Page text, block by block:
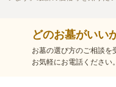
どのお墓がいい
お墓の選び方のご相談を
お気軽にお電話ください。